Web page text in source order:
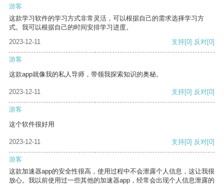
游客
这款学习软件的学习方式非常灵活，可以根据自己的需求选择学习方
式。我可以根据自己的时间安排学习进度。
2023-12-11
支持[0] 反对[0]
游客
这款app就像我的私人导师，带领我探索知识的奥秘。
2023-12-11 支持[0] 反对[0]
游客
这个软件很好用
2023-12-11 支持[0] 反对[0]
游客
这款加速器app的安全性很高，使用过程中不会泄露个人信息，这让我很
放心。我以前使用过一些其他的加速器app，经常会出现个人信息泄露的